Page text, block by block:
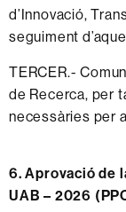
d’Innovació,
seguiment
TERCER.-
de Recerca, per
necessàries per
6. Aprovació de
UAB – 2026